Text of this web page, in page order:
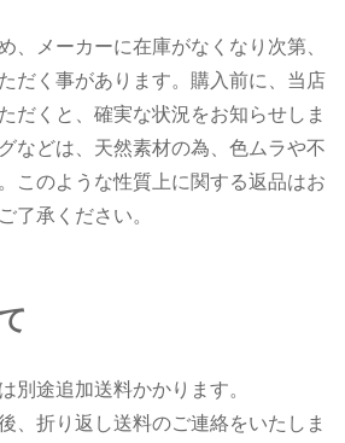
、メーカーに在庫がなくなり次第、
だく事があります。購入前に、当店
だくと、確実な状況をお知らせしま
などは、天然素材の為、色ムラや不
このような性質上に関する返品はお
了承ください。
別途追加送料かかります。
、折り返し送料のご連絡をいたしま